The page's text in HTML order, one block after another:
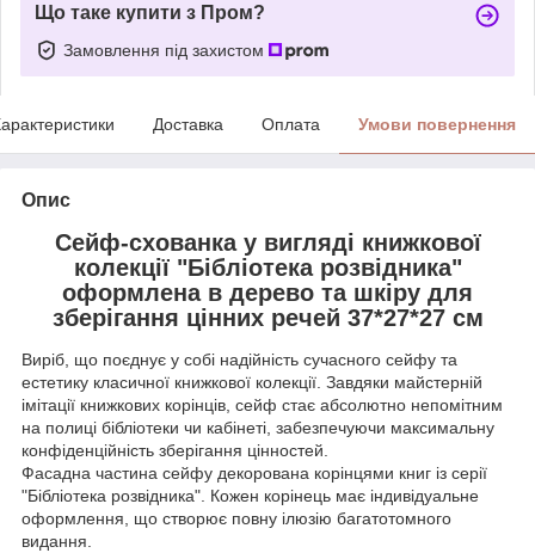
Що таке купити з Пром?
Замовлення під захистом
Доставка Оплата Умови повернення
Опис
Сейф-схованка у вигляді книжкової
колекції "Бібліотека розвідника"
оформлена в дерево та шкіру для
зберігання цінних речей 37*27*27 см
Виріб, що поєднує у собі надійність сучасного сейфу та
естетику класичної книжкової колекції. Завдяки майстерній
імітації книжкових корінців, сейф стає абсолютно непомітним
на полиці бібліотеки чи кабінеті, забезпечуючи максимальну
конфіденційність зберігання цінностей.
Фасадна частина сейфу декорована корінцями книг із серії
"Бібліотека розвідника". Кожен корінець має індивідуальне
оформлення, що створює повну ілюзію багатотомного
видання.